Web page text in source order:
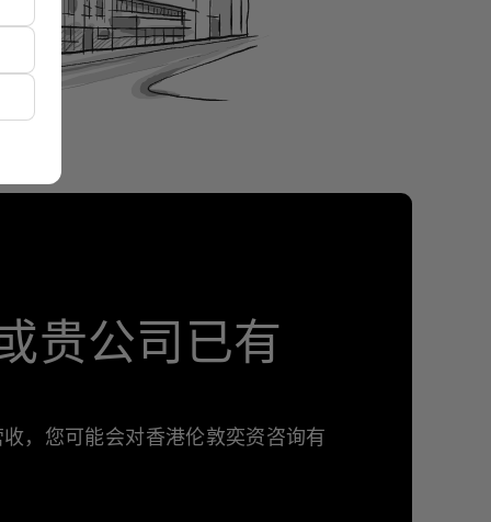
贵公司已有
，您可能会对香港伦敦奕资咨询有